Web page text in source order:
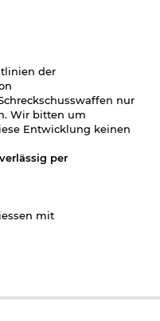
der
nur
Wir bitten um
Entwicklung keinen
per
mit